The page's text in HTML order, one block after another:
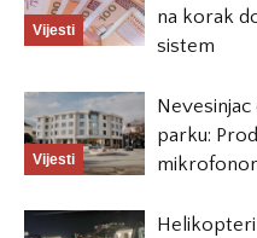
Vijesti
na korak
sistem
Vijesti
Nevesinjac
parku:
Helikopteri